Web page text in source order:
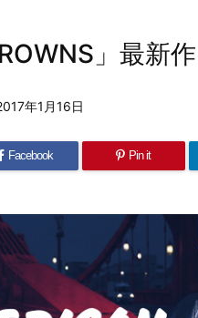
」最新作
年1月16日
Facebook Pin it